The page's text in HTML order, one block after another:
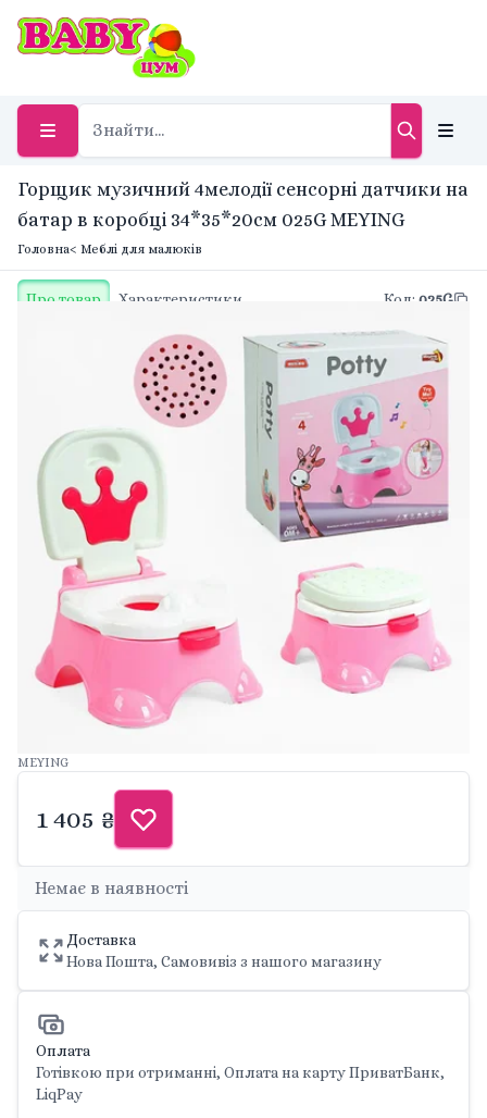
Горщик музичний 4мелодії сенсорні датчики на
батар в коробці 34*35*20см 025G MEYING
Головна< Меблі для малюків
Про товар Характеристики Код: 025G
MEYING
1 405 ₴
Немає в наявності
Доставка
Нова Пошта, Самовивіз з нашого магазину
Оплата
Готівкою при отриманні, Оплата на карту ПриватБанк,
LiqPay